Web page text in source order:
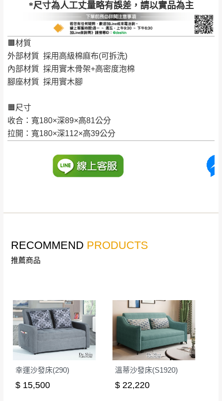
*尺寸為人工丈量略有誤差，請以實品為主
🟧材質
外部材質 採用高級棉麻布(可拆洗)
內部材質 採用實木骨架+高密度泡棉
腳座材質 採用實木腳
🟧尺寸
收合：寬180×深89×高81公分
拉開：寬180×深112×高39公分
台北市、新北市地區固定每周(三)、(日)兩天收送貨
暫無配送地區：彰化、南投、雲林、嘉義、台南、高
雄、屏東、宜蘭、 花蓮、台東、金門、馬祖、澎湖地區
（可於LINE線上詢問 →
加收說明
山區內等，或收貨地點搬運過於困難等因素，導致無
法順利配送，本公司除了盡最大努力完成配送外，視
支付。
因大型傢俱有組裝、配送的問題，並非一般快速到貨
商品，無法指定特定時間送達，司機當天到貨前皆會
再與您通知，讓您不用整天在家等貨，以免浪費你的
如遇自然災害、政府宣布之災害警報等不可抗力情
事，而危及運送人員輸送之安全，本司得視狀況延後
公司客服人員，我們將為您更換新品，運費
皆由本站負責，所有退回及換貨之商品必須
是全新狀態且完整包裝，床墊、床包、枕頭
包裝、廠商紙及所有附隨文件或資料之完整
性)，若未依照上述方式處理，恕無法接受退
貨。
際商品的顏色、質感稍有不同，如因此而需
退換貨，需自付來回運費及人資成本
訂購前請確認商品尺寸，大型物件因為人工
丈量，難免會有些許誤差值(約正負0.5CM)
若發生非本司因素致使之汙損破壞，恕無法
本公司部份商品無維修服務，超過7日鑑賞
期，商品使用年限，因客人使用習慣、居家
環境不同。若屬人為因素導致商品損壞、零
件短缺，則維修、搬運費用，需由消費者自
行吸收(另事先與消費者報價，消費者同意將
會進行維修)。
到貨7日內為鑑賞期(注意:鑑賞期非試用期)，
RECOMMEND PRODUCTS
推薦商品
幸運沙發床(290)
$ 15,500
溫蒂沙發床(S1920)
$ 22,220